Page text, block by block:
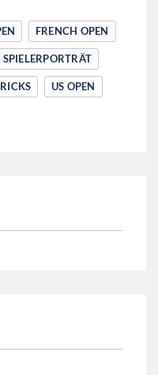
FRENCH OPEN
SPIELERPORTRÄT
US OPEN